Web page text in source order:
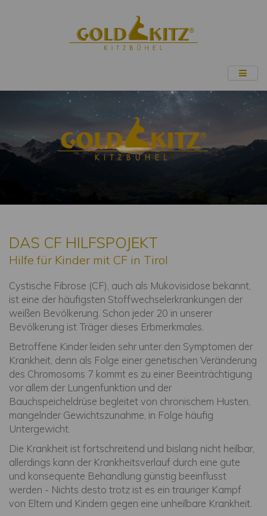
DAS CF HILFSPOJEKT
Hilfe für Kinder mit CF in Tirol
Cystische Fibrose (CF), auch als Mukovisidose bekannt,
ist eine der häufigsten Stoffwechselerkrankungen der
weißen Bevölkerung. Schon jeder 20 in unserer
Bevölkerung ist Träger dieses Erbmerkmales.
Betroffene Kinder leiden sehr unter den Symptomen der
Krankheit, denn als Folge einer genetischen Veränderung
des Chromosoms 7 kommt es zu einer Beeinträchtigung
vor allem der Lungenfunktion und der
Bauchspeicheldrüse begleitet von chronischem Husten,
mangelnder Gewichtszunahme, in Folge häufig
Untergewicht.
Die Krankheit ist fortschreitend und bislang nicht heilbar,
allerdings kann der Krankheitsverlauf durch eine gute
und konsequente Behandlung günstig beeinflusst
werden - Nichts desto trotz ist es ein trauriger Kampf
von Eltern und Kindern gegen eine unheilbare Krankheit.